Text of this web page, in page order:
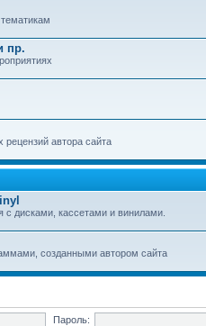
пр.
автора сайта
с дисками, кассетами и винилами.
созданными автором сайта
Пароль: